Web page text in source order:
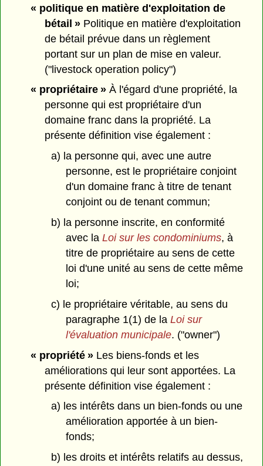
« politique en matière d'exploitation de
bétail » Politique en matière d'exploitation
de bétail prévue dans un règlement
portant sur un plan de mise en valeur.
("livestock operation policy")
« propriétaire »À l'égard d'une propriété, la
personne qui est propriétaire d'un
domaine franc dans la propriété. La
présente définition vise également :
a) la personne qui, avec une autre
personne, est le propriétaire conjoint
d'un domaine franc à titre de tenant
conjoint ou de tenant commun;
b) la personne inscrite, en conformité
avec la Loi sur les condominiums, à
titre de propriétaire au sens de cette
loi d'une unité au sens de cette même
loi;
c) le propriétaire véritable, au sens du
paragraphe 1(1) de la Loi sur
l'évaluation municipale. ("owner")
« propriété »Les biens-fonds et les
améliorations qui leur sont apportées. La
présente définition vise également :
a) les intérêts dans un bien-fonds ou une
amélioration apportée à un bien-
fonds;
b) les droits et intérêts relatifs au dessus,